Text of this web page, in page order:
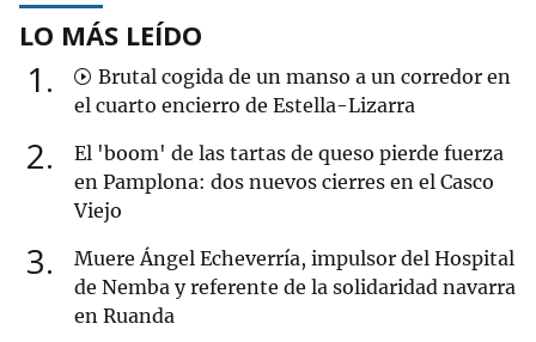
LO MÁS LEÍDO
1
Brutal cogida de un manso a un corredor en
el cuarto encierro de Estella-Lizarra
2
El 'boom' de las tartas de queso pierde fuerza
en Pamplona: dos nuevos cierres en el Casco
Viejo
3
Muere Ángel Echeverría, impulsor del Hospital
de Nemba y referente de la solidaridad navarra
en Ruanda